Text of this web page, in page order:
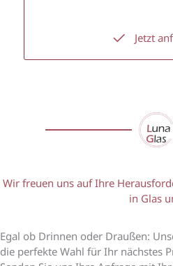
Jetzt
Wir freuen uns auf Ihre
in Glas
Egal ob Drinnen oder Draußen:
die perfekte Wahl für Ihr nächstes